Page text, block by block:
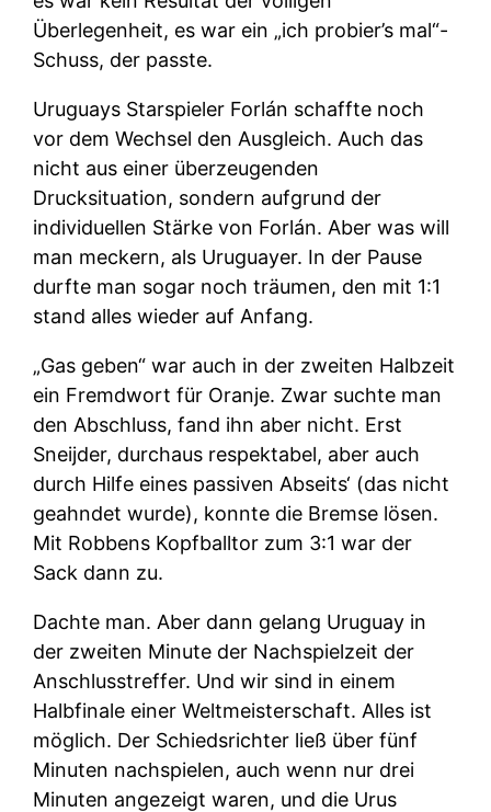
Überlegenheit, es war ein „ich probier’s mal“-
Schuss, der passte.
Uruguays Starspieler Forlán schaffte noch
vor dem Wechsel den Ausgleich. Auch das
nicht aus einer überzeugenden
Drucksituation, sondern aufgrund der
individuellen Stärke von Forlán. Aber was will
man meckern, als Uruguayer. In der Pause
durfte man sogar noch träumen, den mit 1:1
stand alles wieder auf Anfang.
„Gas geben“ war auch in der zweiten Halbzeit
ein Fremdwort für Oranje. Zwar suchte man
den Abschluss, fand ihn aber nicht. Erst
Sneijder, durchaus respektabel, aber auch
durch Hilfe eines passiven Abseits‘ (das nicht
geahndet wurde), konnte die Bremse lösen.
Mit Robbens Kopfballtor zum 3:1 war der
Sack dann zu.
Dachte man. Aber dann gelang Uruguay in
der zweiten Minute der Nachspielzeit der
Anschlusstreffer. Und wir sind in einem
Halbfinale einer Weltmeisterschaft. Alles ist
möglich. Der Schiedsrichter ließ über fünf
Minuten nachspielen, auch wenn nur drei
Minuten angezeigt waren, und die Urus